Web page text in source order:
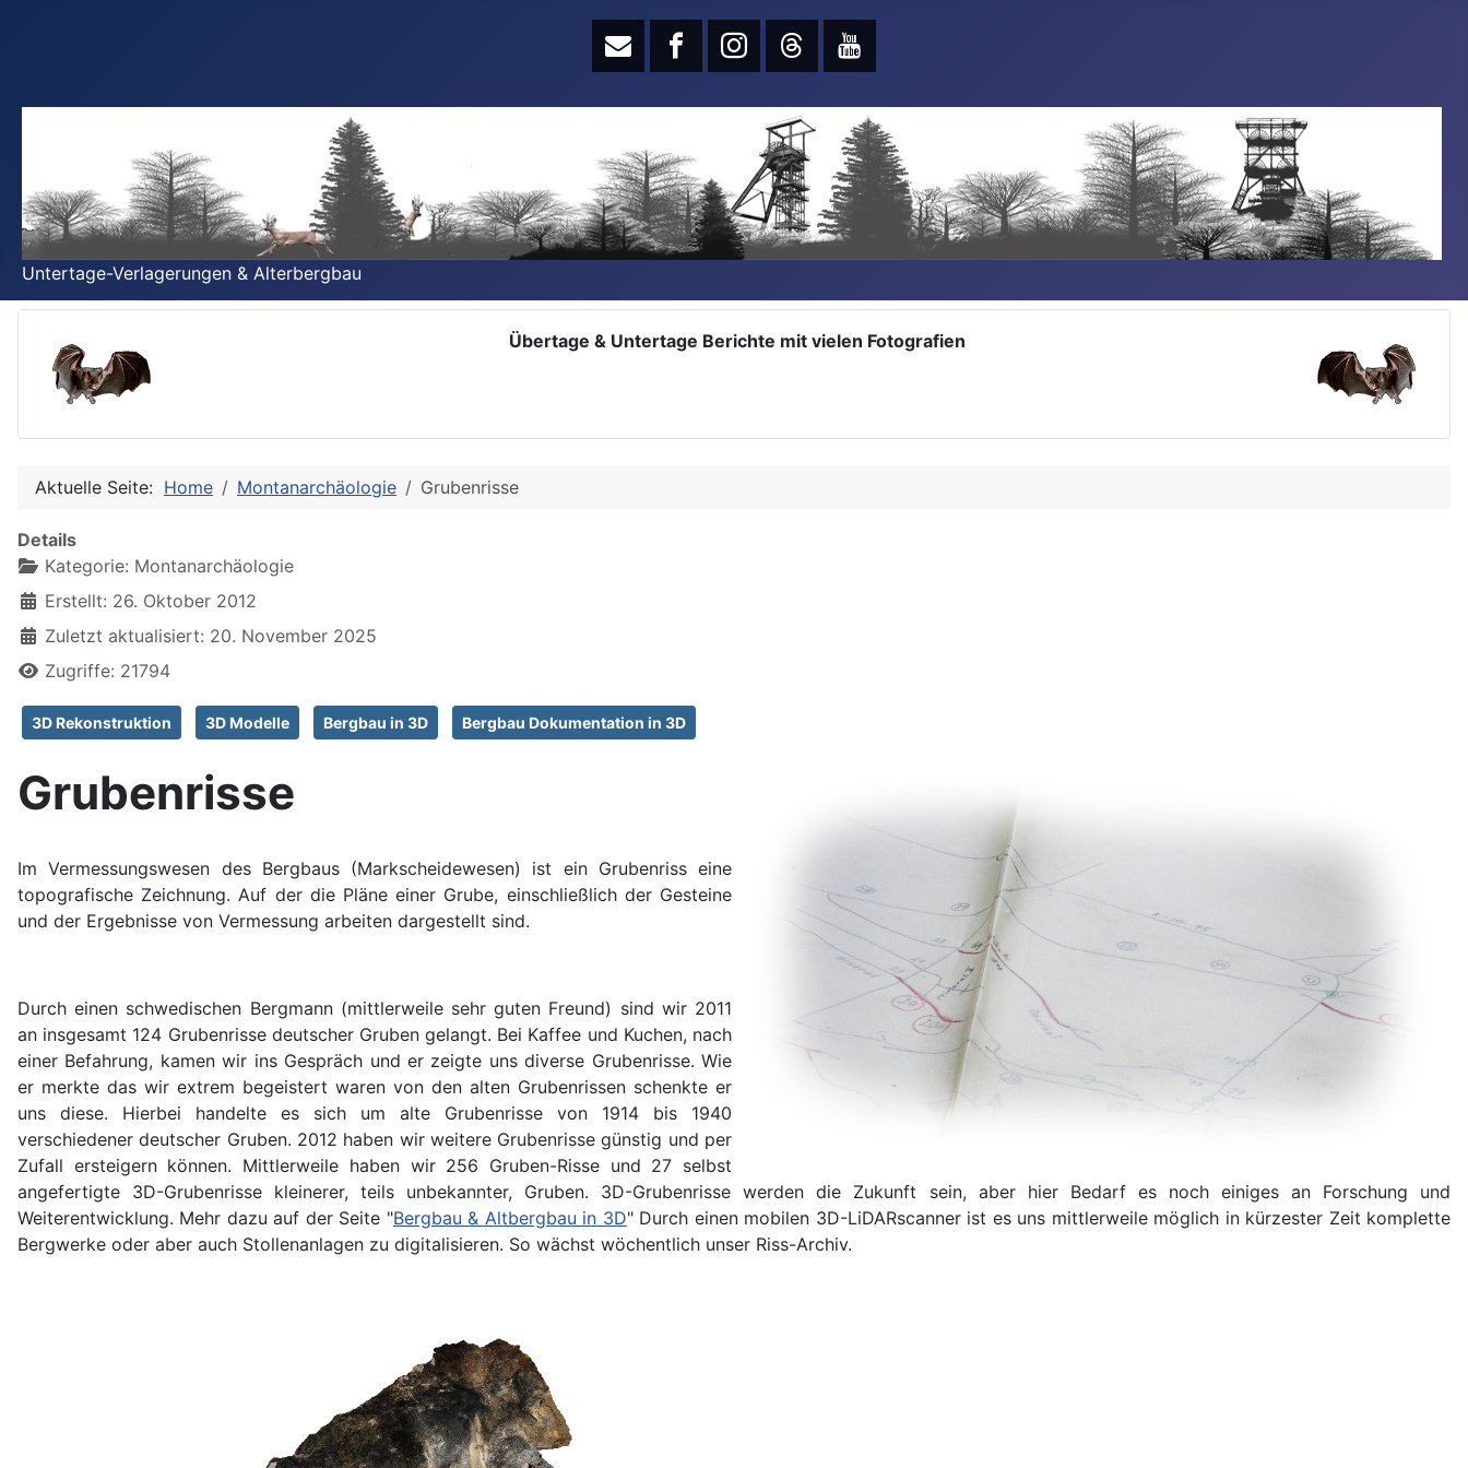
Untertage-Verlagerungen & Alterbergbau
Übertage & Untertage Berichte mit vielen Fotografien
Aktuelle Seite: Home Montanarchäologie Grubenrisse
Details
Kategorie: Montanarchäologie
Erstellt: 26. Oktober 2012
Zuletzt aktualisiert: 20. November 2025
Zugriffe: 21794
3D Rekonstruktion 3D Modelle Bergbau in 3D Bergbau Dokumentation in 3D
Grubenrisse
Im Vermessungswesen des Bergbaus (Markscheidewesen) ist ein Grubenriss eine
topografische Zeichnung. Auf der die Pläne einer Grube, einschließlich der Gesteine
und der Ergebnisse von Vermessung arbeiten dargestellt sind.
Durch einen schwedischen Bergmann (mittlerweile sehr guten Freund) sind wir 2011
an insgesamt 124 Grubenrisse deutscher Gruben gelangt. Bei Kaffee und Kuchen, nach
einer Befahrung, kamen wir ins Gespräch und er zeigte uns diverse Grubenrisse. Wie
er merkte das wir extrem begeistert waren von den alten Grubenrissen schenkte er
uns diese. Hierbei handelte es sich um alte Grubenrisse von 1914 bis 1940
verschiedener deutscher Gruben. 2012 haben wir weitere Grubenrisse günstig und per
Zufall ersteigern können. Mittlerweile haben wir 256 Gruben-Risse und 27 selbst
angefertigte 3D-Grubenrisse kleinerer, teils unbekannter, Gruben. 3D-Grubenrisse werden die Zukunft sein, aber hier Bedarf es noch einiges an Forschung und
Weiterentwicklung. Mehr dazu auf der Seite "Bergbau & Altbergbau in 3D" Durch einen mobilen 3D-LiDARscanner ist es uns mittlerweile möglich in kürzester Zeit komplette
Bergwerke oder aber auch Stollenanlagen zu digitalisieren. So wächst wöchentlich unser Riss-Archiv.